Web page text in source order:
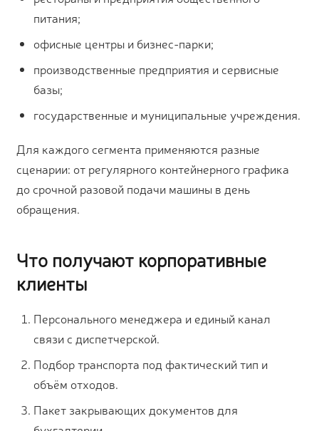
питания;
офисные центры и бизнес-парки;
производственные предприятия и сервисные
базы;
государственные и муниципальные учреждения.
Для каждого сегмента применяются разные
сценарии: от регулярного контейнерного графика
до срочной разовой подачи машины в день
обращения.
Что получают корпоративные
клиенты
Персонального менеджера и единый канал
связи с диспетчерской.
Подбор транспорта под фактический тип и
объём отходов.
Пакет закрывающих документов для